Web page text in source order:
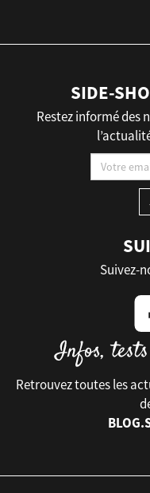
SIDE-
Restez informé des
Suivez-
Retrouvez toutes les